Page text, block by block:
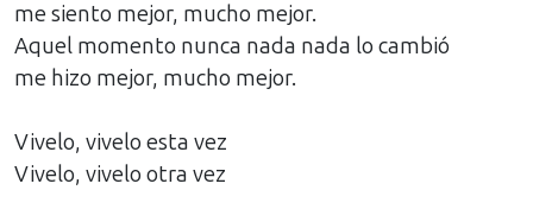
me siento mejor, mucho mejor.
Aquel momento nunca nada nada lo cambió
me hizo mejor, mucho mejor.
Vivelo, vivelo esta vez
Vivelo, vivelo otra vez